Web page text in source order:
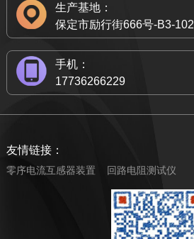
生产基地：
保定市励行街666号-B3-102
手机：
17736266229
友情链接：
零序电流互感器装置 回路电阻测试仪